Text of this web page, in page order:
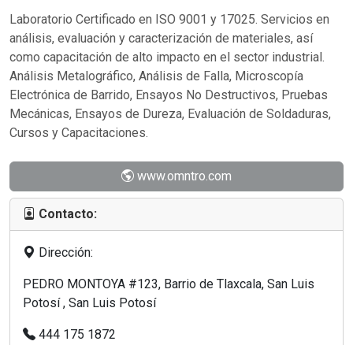
Laboratorio Certificado en ISO 9001 y 17025. Servicios en
análisis, evaluación y caracterización de materiales, así
como capacitación de alto impacto en el sector industrial.
Análisis Metalográfico, Análisis de Falla, Microscopía
Electrónica de Barrido, Ensayos No Destructivos, Pruebas
Mecánicas, Ensayos de Dureza, Evaluación de Soldaduras,
Cursos y Capacitaciones.
www.omntro.com
Contacto:
Dirección:
PEDRO MONTOYA #123, Barrio de Tlaxcala, San Luis
Potosí , San Luis Potosí
444 175 1872